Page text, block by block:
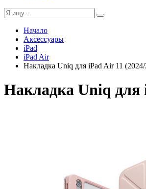
Начало
Аксессуары
iPad
iPad Air
Накладка Uniq для iPad Air 11
Накладка Uniq для